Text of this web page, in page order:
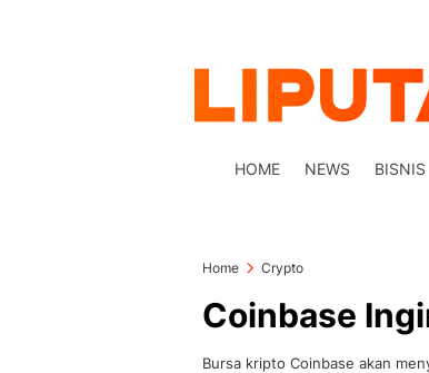
HOME NEWS BISNIS
Home Crypto
Coinbase
Bursa kripto Coinbase akan